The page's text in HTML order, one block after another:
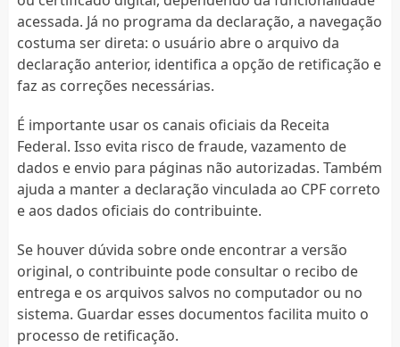
acessada. Já no programa da declaração, a navegação
costuma ser direta: o usuário abre o arquivo da
declaração anterior, identifica a opção de retificação e
faz as correções necessárias.
É importante usar os canais oficiais da Receita
Federal. Isso evita risco de fraude, vazamento de
dados e envio para páginas não autorizadas. Também
ajuda a manter a declaração vinculada ao CPF correto
e aos dados oficiais do contribuinte.
Se houver dúvida sobre onde encontrar a versão
original, o contribuinte pode consultar o recibo de
entrega e os arquivos salvos no computador ou no
sistema. Guardar esses documentos facilita muito o
processo de retificação.